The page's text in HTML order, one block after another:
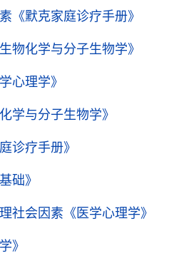
《默克家庭诊疗手册》
生物化学与分子生物学》
心理学》
学与分子生物学》
诊疗手册》
础》
社会因素 《医学心理学》
》